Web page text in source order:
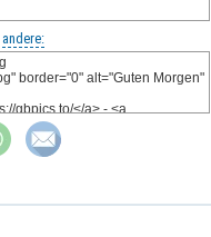
andere: